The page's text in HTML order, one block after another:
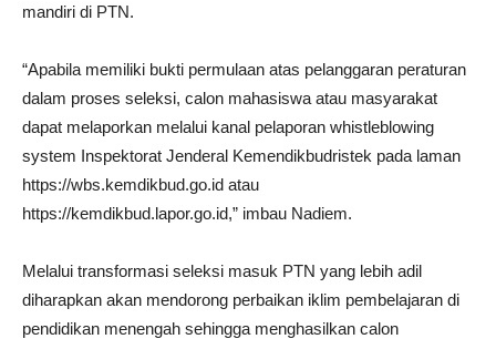
mandiri di PTN.
“Apabila memiliki bukti permulaan atas pelanggaran peraturan
dalam proses seleksi, calon mahasiswa atau masyarakat
dapat melaporkan melalui kanal pelaporan whistleblowing
system Inspektorat Jenderal Kemendikbudristek pada laman
https://wbs.kemdikbud.go.id atau
https://kemdikbud.lapor.go.id,” imbau Nadiem.
Melalui transformasi seleksi masuk PTN yang lebih adil
diharapkan akan mendorong perbaikan iklim pembelajaran di
pendidikan menengah sehingga menghasilkan calon